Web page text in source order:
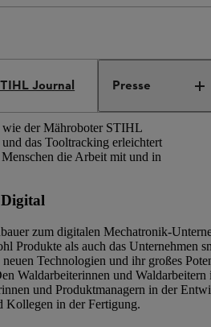
Journal Presse
wie der Mähroboter STIHL
das Tooltracking erleichtert
die Arbeit mit und in
zum digitalen Mechatronik-
Produkte als auch das Unternehmen
Technologien und ihr großes
Waldarbeiterinnen und Waldarbeitern
und Produktmanagern in der
Kollegen in der Fertigung.